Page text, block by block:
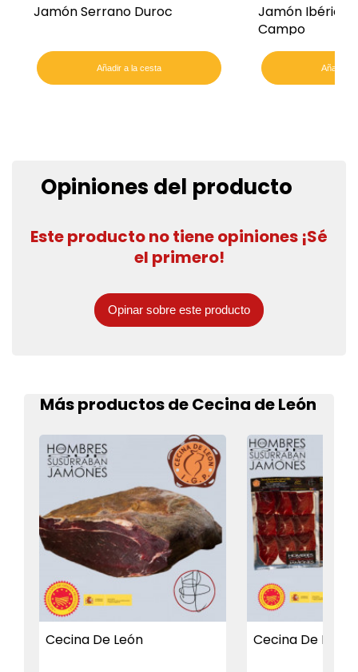
Jamón Serrano Duroc
Añadir a la cesta
Jamón Ibérico
Campo
Añadir a
Opiniones del producto
Este producto no tiene opiniones ¡Sé
el primero!
Opinar sobre este producto
Más productos de Cecina de León
Cecina De León Cecina De León